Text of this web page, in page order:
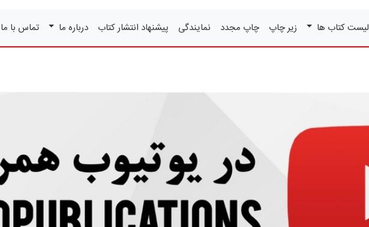
لیست کتاب ها زیر چاپ چاپ مجدد نمایندگی پیشنهاد انتشار کتاب درباره ما تماس با